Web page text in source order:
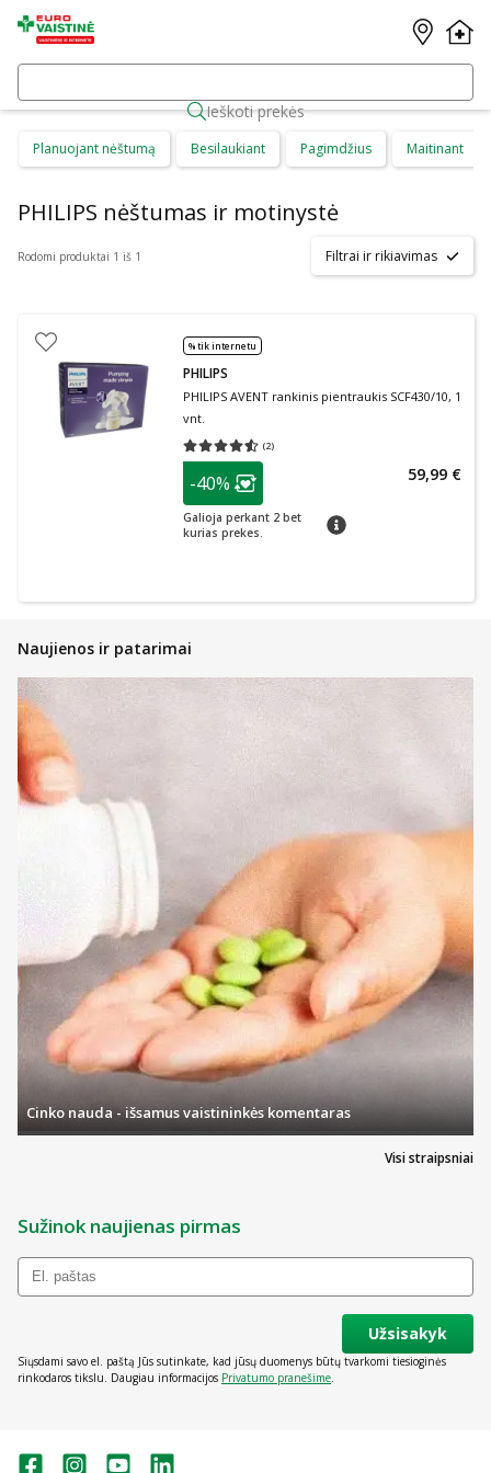
Ieškoti prekės
Planuojant nėštumą Besilaukiant Pagimdžius Maitinant
PHILIPS nėštumas ir motinystė
Rodomi produktai 1 iš 1 Filtrai ir rikiavimas
% tik internetu
PHILIPS
PHILIPS AVENT rankinis pientraukis SCF430/10, 1
vnt.
(2)
Vidutinis įvertinimas 4.50
patarimas
Lojalumo klubo narių nuolaida
-40%
Galioja perkant 2 bet
kurias prekes.
patarimas
59,99 €
Naujienos ir patarimai
Visi straipsniai
Cinko nauda - išsamus vaistininkės komentaras
Sužinok naujienas pirmas
Užsisakyk
Siųsdami savo el. paštą Jūs sutinkate, kad jūsų duomenys būtų tvarkomi tiesioginės
rinkodaros tikslu. Daugiau informacijos Privatumo pranešime.